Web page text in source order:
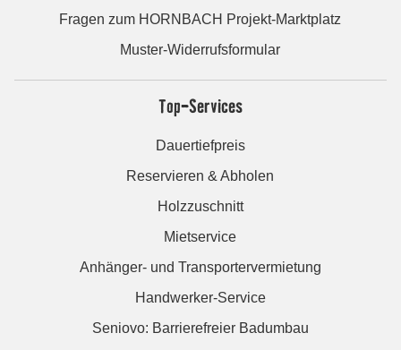
Fragen zum HORNBACH Projekt-Marktplatz
Muster-Widerrufsformular
Top-Services
Dauertiefpreis
Reservieren & Abholen
Holzzuschnitt
Mietservice
Anhänger- und Transportervermietung
Handwerker-Service
Seniovo: Barrierefreier Badumbau